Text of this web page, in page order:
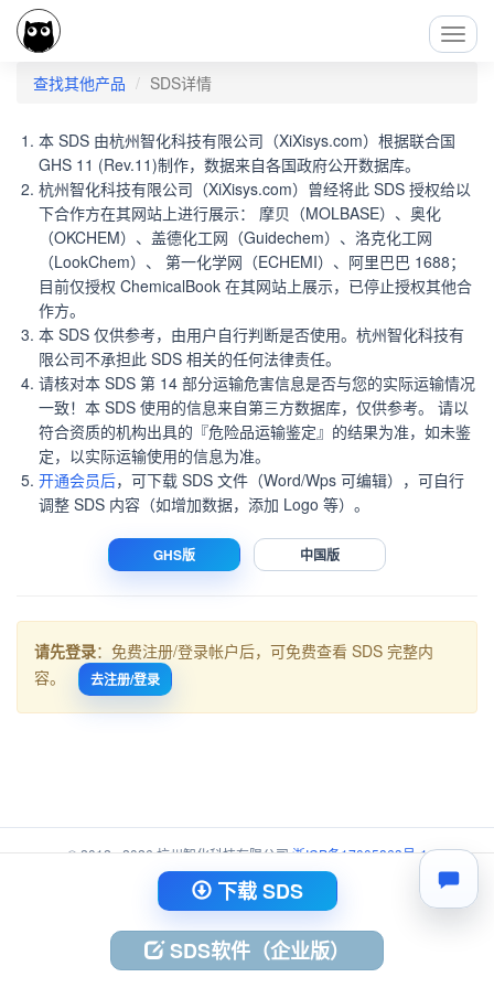
查找其他产品
SDS详情
本 SDS 由杭州智化科技有限公司（XiXisys.com）根据联合国
GHS 11 (Rev.11)制作，数据来自各国政府公开数据库。
杭州智化科技有限公司（XiXisys.com）曾经将此 SDS 授权给以
下合作方在其网站上进行展示： 摩贝（MOLBASE）、奥化
（OKCHEM）、盖德化工网（Guidechem）、洛克化工网
（LookChem）、 第一化学网（ECHEMI）、阿里巴巴 1688；
目前仅授权 ChemicalBook 在其网站上展示，已停止授权其他合
作方。
本 SDS 仅供参考，由用户自行判断是否使用。杭州智化科技有
限公司不承担此 SDS 相关的任何法律责任。
请核对本 SDS 第 14 部分运输危害信息是否与您的实际运输情况
一致！本 SDS 使用的信息来自第三方数据库，仅供参考。 请以
符合资质的机构出具的『危险品运输鉴定』的结果为准，如未鉴
定，以实际运输使用的信息为准。
开通会员后，可下载 SDS 文件（Word/Wps 可编辑），可自行
调整 SDS 内容（如增加数据，添加 Logo 等）。
GHS版 中国版
请先登录：免费注册/登录帐户后，可免费查看 SDS 完整内
容。
去注册/登录
下载 SDS
SDS软件（企业版）
© 2012 - 2026 杭州智化科技有限公司浙ICP备17005863号-1
浙公网安备 33010402003734号